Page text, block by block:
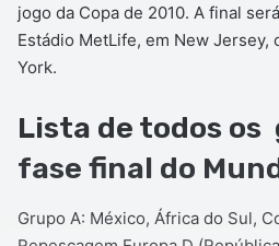
jogo da Copa de 2010. A final
Estádio MetLife, em New Jersey,
York.
Lista de todos os
fase final do
Grupo A: México, África do Sul,